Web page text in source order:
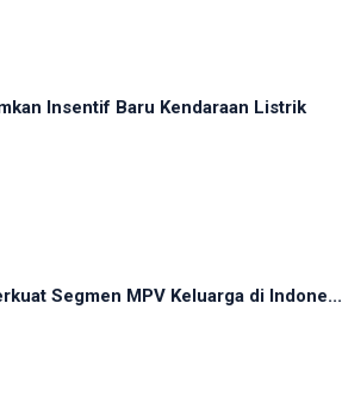
Insentif Baru Kendaraan Listrik
Segmen MPV Keluarga di Indone...